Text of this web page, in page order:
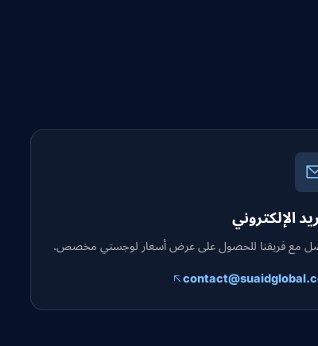
الإلكتروني
مع فريقنا للحصول على عرض أسعار لوجستي مخصص.